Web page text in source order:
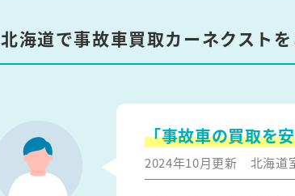
北海道で事故車買取カーネクスト
「事故車の買取を
2024年10月更新 北海道